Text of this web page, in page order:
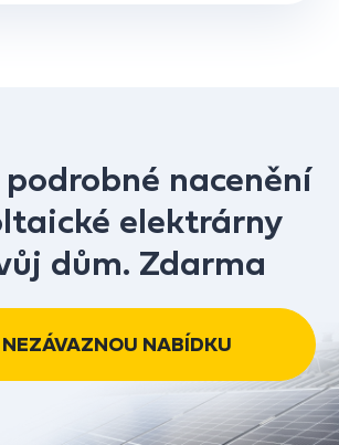
nacenění
elektrárny
dům. Zdarma
NEZÁVAZNOU NABÍDKU